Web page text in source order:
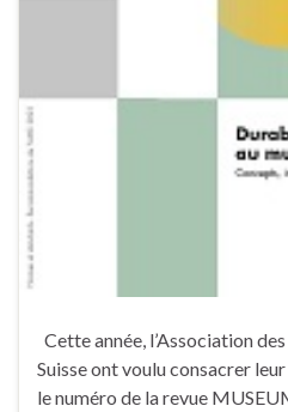
Cette année, l’Association
Suisse ont voulu consacrer
le numéro de la revue